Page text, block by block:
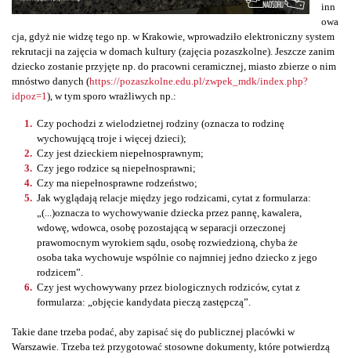
inn
owa
cja, gdyż nie widzę tego np. w Krakowie, wprowadziło elektroniczny system
rekrutacji na zajęcia w domach kultury (zajęcia pozaszkolne). Jeszcze zanim
dziecko zostanie przyjęte np. do pracowni ceramicznej, miasto zbierze o nim
mnóstwo danych (https://pozaszkolne.edu.pl/zwpek_mdk/index.php?
idpoz=1), w tym sporo wrażliwych np.:
Czy pochodzi z wielodzietnej rodziny (oznacza to rodzinę
wychowującą troje i więcej dzieci);
Czy jest dzieckiem niepełnosprawnym;
Czy jego rodzice są niepełnosprawni;
Czy ma niepełnosprawne rodzeństwo;
Jak wyglądają relacje między jego rodzicami, cytat z formularza:
„(...)oznacza to wychowywanie dziecka przez pannę, kawalera,
wdowę, wdowca, osobę pozostającą w separacji orzeczonej
prawomocnym wyrokiem sądu, osobę rozwiedzioną, chyba że
osoba taka wychowuje wspólnie co najmniej jedno dziecko z jego
rodzicem”.
Czy jest wychowywany przez biologicznych rodziców, cytat z
formularza: „objęcie kandydata pieczą zastępczą”.
Takie dane trzeba podać, aby zapisać się do publicznej placówki w
Warszawie. Trzeba też przygotować stosowne dokumenty, które potwierdzą